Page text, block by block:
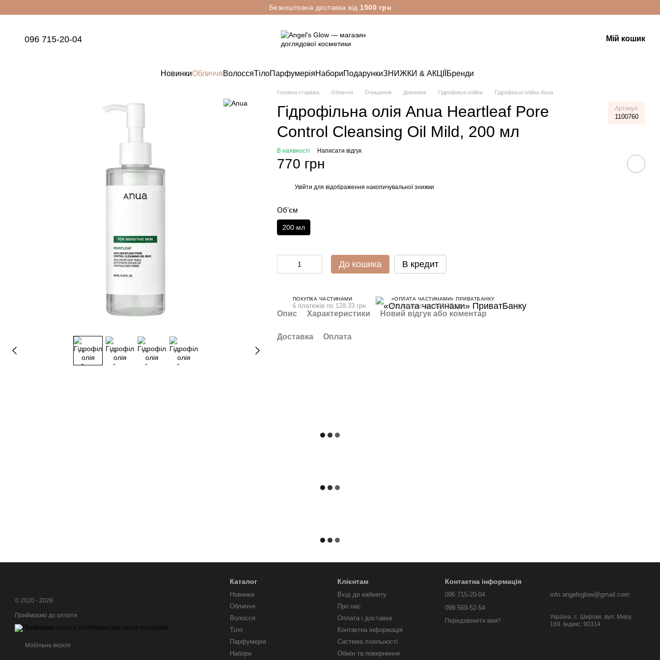
Безкоштовна доставка від 1500 грн
096 715-20-04 Мій кошик
НовинкиОбличчяВолоссяТілоПарфумеріяНабориПодарункиЗНИЖКИ & АКЦІЇ Бренди
Головна сторінка Обличчя Очищення Демакіяж Гідрофільні олійки Гідрофільні олійки Anua
Гідрофільна олія Anua Heartleaf Pore
Control Cleansing Oil Mild, 200 мл
Артикул
1100760
В наявності Написати відгук
770 грн
Увійти для відображення накопичувальної знижки
Обʼєм
200 мл
До кошика В кредит
ПОКУПКА ЧАСТИНАМИ
6 платежів по 128.33 грн
«ОПЛАТА ЧАСТИНАМИ» ПРИВАТБАНКУ
6 платежів по 128.33 грн
Опис Характеристики Новий відгук або коментар
Доставка Оплата
© 2020 - 2026
Приймаємо до оплати
Мобільна версія
Каталог
Новинки
Обличчя
Волосся
Тіло
Парфумерія
Набори
Клієнтам
Вхід до кабінету
Про нас
Оплата і доставка
Контактна інформація
Система лояльності
Обмін та повернення
Контактна інформація
096 715-20-04
099 569-52-54
Передзвонити вам?
info.angelsglow@gmail.com
Україна, c. Широке, вул. Миру,
169. Індекс: 90314